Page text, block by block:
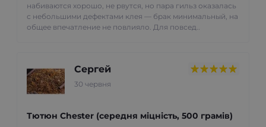
набиваются хорошо, не рвутся, но пара гильз оказалась
с небольшими дефектами клея — брак минимальный, на
общее впечатление не повлияло. Для повсед..
Сергей
30 червня
Тютюн Chester (середня міцність, 500 грамів)